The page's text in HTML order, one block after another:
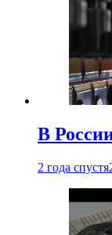
В
2 года спустя